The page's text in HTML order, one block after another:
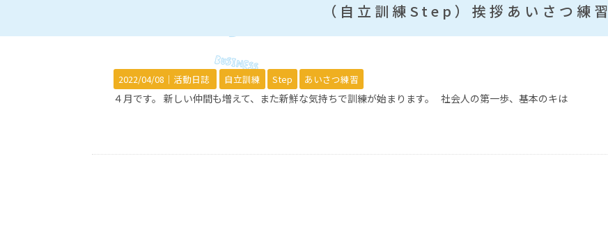
（自立訓練Step）挨拶あいさつ練習
2022/04/08｜ 活動日誌 自立訓練 Step あいさつ練習
４月です。 新しい仲間も増えて、また新鮮な気持ちで訓練が始まります。 社会人の第一歩、基本のキは